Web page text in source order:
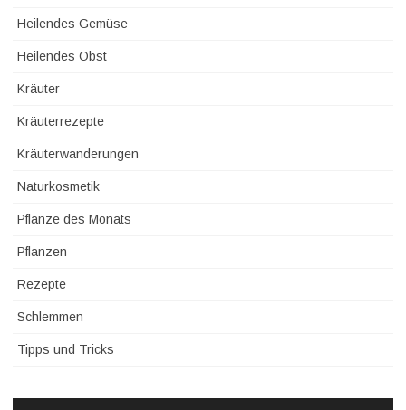
Heilendes Gemüse
Heilendes Obst
Kräuter
Kräuterrezepte
Kräuterwanderungen
Naturkosmetik
Pflanze des Monats
Pflanzen
Rezepte
Schlemmen
Tipps und Tricks